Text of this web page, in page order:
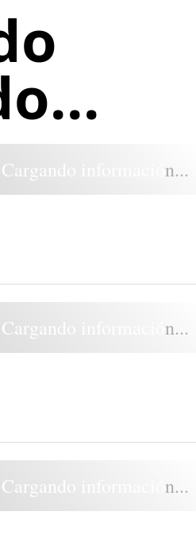
Cargando información...
Cargando información...
Cargando información...